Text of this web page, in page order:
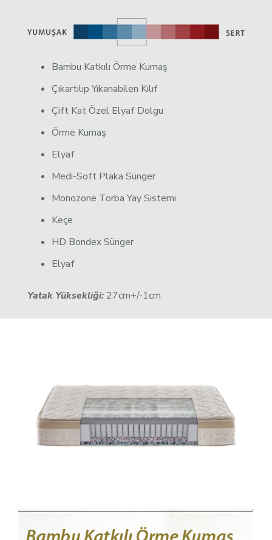
Bambu Katkılı Örme Kumaş
Çıkartılıp Yıkanabilen Kılıf
Çift Kat Özel Elyaf Dolgu
Örme Kumaş
Elyaf
Medi-Soft Plaka Sünger
Monozone Torba Yay Sistemi
Keçe
HD Bondex Sünger
Elyaf
Yatak Yüksekliği:27cm+/-1cm